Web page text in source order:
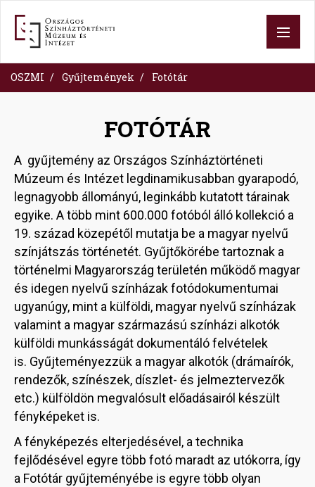
tartalomra
OSZMI Gyűjtemények Fotótár
FOTÓTÁR
A gyűjtemény az Országos Színháztörténeti
Múzeum és Intézet legdinamikusabban gyarapodó,
legnagyobb állományú, leginkább kutatott tárainak
egyike. A több mint 600.000 fotóból álló kollekció a
19. század közepétől mutatja be a magyar nyelvű
színjátszás történetét. Gyűjtőkörébe tartoznak a
történelmi Magyarország területén működő magyar
és idegen nyelvű színházak fotódokumentumai
ugyanúgy, mint a külföldi, magyar nyelvű színházak
valamint a magyar származású színházi alkotók
külföldi munkásságát dokumentáló felvételek
is. Gyűjteményezzük a magyar alkotók (drámaírók,
rendezők, színészek, díszlet- és jelmeztervezők
etc.) külföldön megvalósult előadásairól készült
fényképeket is.
A fényképezés elterjedésével, a technika
fejlődésével egyre több fotó maradt az utókorra, így
a Fotótár gyűjteményébe is egyre több olyan